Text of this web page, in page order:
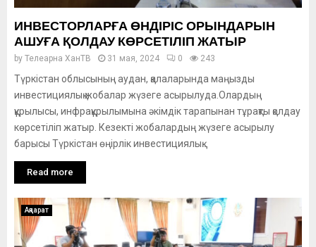
ИНВЕСТОРЛАРҒА ӨНДІРІС ОРЫНДАРЫН
АШУҒА ҚОЛДАУ КӨРСЕТІЛІП ЖАТЫР
by Телеарна ХанТВ 31 мая, 2024 0 243
Түркістан облысының аудан, қалаларында маңызды
инвестициялық жобалар жүзеге асырылуда.Олардың
құрылысы, инфрақұрылымына әкімдік тарапынан тұрақты қолдау
көрсетіліп жатыр. Кезекті жобалардың жүзеге асырылу
барысы Түркістан өңірлік инвестициялық...
Read more
Ақпарат